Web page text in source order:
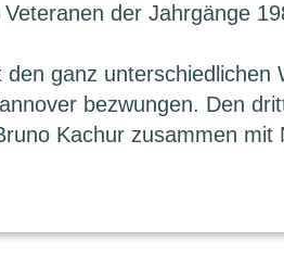
der Jahrgänge
ganz
bezwungen. Den
Kachur zusammen